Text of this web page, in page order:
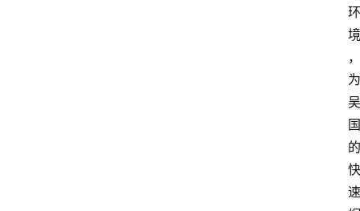
环
境
，
为
吴
国
的
快
速